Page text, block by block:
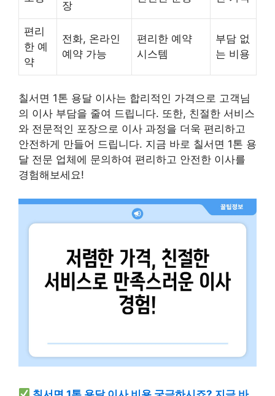
장
편리
한 예
약
전화, 온라인
예약 가능
편리한 예약
시스템
부담 없
는 비용
칠서면 1톤 용달 이사는 합리적인 가격으로 고객님
의 이사 부담을 줄여 드립니다. 또한, 친절한 서비스
와 전문적인 포장으로 이사 과정을 더욱 편리하고
안전하게 만들어 드립니다. 지금 바로 칠서면 1톤 용
달 전문 업체에 문의하여 편리하고 안전한 이사를
경험해보세요!